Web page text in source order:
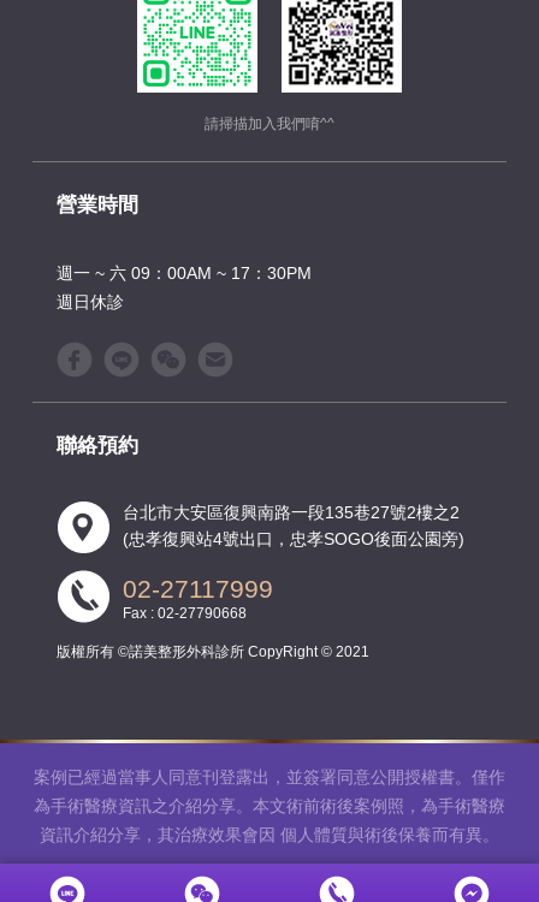
請掃描加入我們唷^^
營業時間
週一 ~ 六 09：00AM ~ 17：30PM
週日休診
聯絡預約
台北市大安區復興南路一段135巷27號2樓之2
(忠孝復興站4號出口，忠孝SOGO後面公園旁)
02-27117999
Fax : 02-27790668
版權所有 ©諾美整形外科診所 CopyRight © 2021
案例已經過當事人同意刊登露出，並簽署同意公開授權書。僅作
為手術醫療資訊之介紹分享。本文術前術後案例照，為手術醫療
資訊介紹分享，其治療效果會因 個人體質與術後保養而有異。